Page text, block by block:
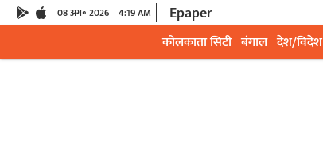
08 अग॰ 2026 4:19 AM Epaper
कोलकाता सिटी बंगाल देश/विदेश